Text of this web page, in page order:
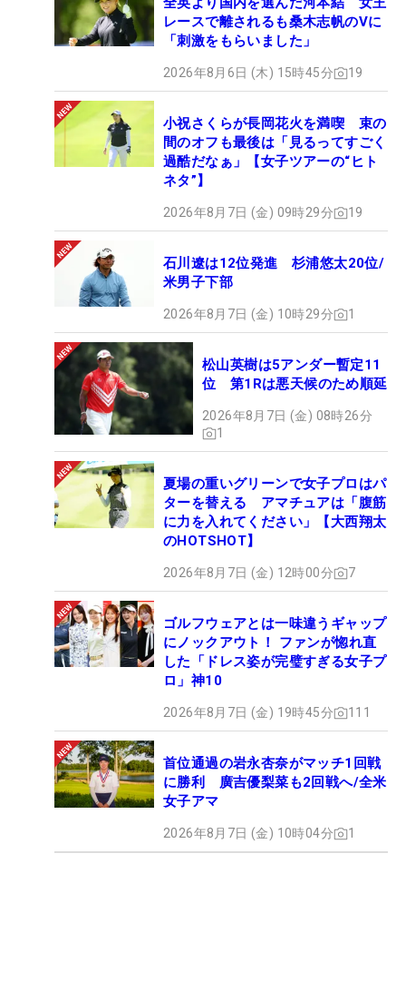
レースで離されるも桑木志帆のVに
「刺激をもらいました」
2026年8月6日 (木) 15時45分 19
小祝さくらが長岡花火を満喫 束の
間のオフも最後は「見るってすごく
過酷だなぁ」【女子ツアーの“ヒト
ネタ”】
2026年8月7日 (金) 09時29分 19
石川遼は12位発進 杉浦悠太20位/
米男子下部
2026年8月7日 (金) 10時29分 1
松山英樹は5アンダー暫定11
位 第1Rは悪天候のため順延
2026年8月7日 (金) 08時26分
1
夏場の重いグリーンで女子プロはパ
ターを替える アマチュアは「腹筋
に力を入れてください」【大西翔太
のHOTSHOT】
2026年8月7日 (金) 12時00分 7
ゴルフウェアとは一味違うギャップ
にノックアウト！ ファンが惚れ直
した「ドレス姿が完璧すぎる女子プ
ロ」神10
2026年8月7日 (金) 19時45分 111
首位通過の岩永杏奈がマッチ1回戦
に勝利 廣吉優梨菜も2回戦へ/全米
女子アマ
2026年8月7日 (金) 10時04分 1